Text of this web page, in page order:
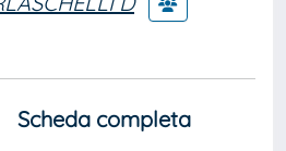
Scheda completa